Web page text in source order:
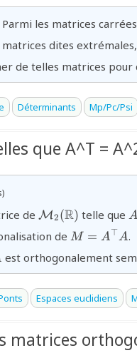
les matrices carrées
matrices dites
de telles matrices pour
Déterminants Mp/Pc/Psi
que A^T =
de
(\mathbb{R})}
M2 (R) telle que A
de M = A⊤A.
est orthogonalement
Espaces euclidiens
matrices